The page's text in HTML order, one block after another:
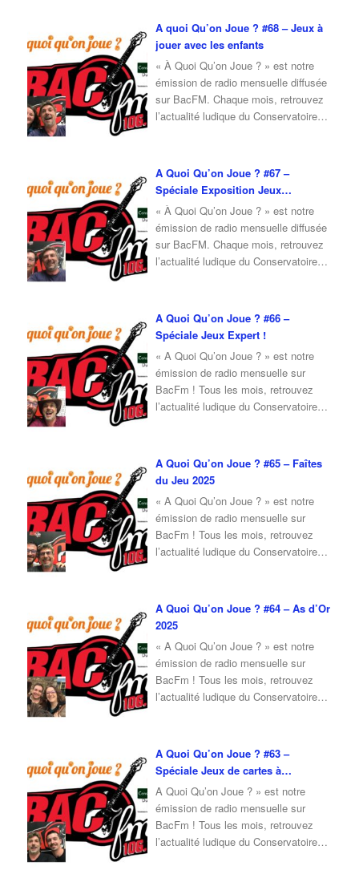
Pour l’émission de octobre 2025, je
reçois Fabrice, membre du
Conservatoire du Jeu, qui vient nous
parler du …
A quoi Qu’on Joue ? #68 – Jeux à
jouer avec les enfants
« À Quoi Qu’on Joue ? » est notre
émission de radio mensuelle diffusée
sur BacFM. Chaque mois, retrouvez
l’actualité ludique du Conservatoire
Pour l’émission de septembre 2025,
je reçois Nadia, adhérente du
Conservatoire du Jeu, qui vient nous
présenter une…
A Quoi Qu’on Joue ? #67 –
Spéciale Exposition Jeux
Modernes
« À Quoi Qu’on Joue ? » est notre
émission de radio mensuelle diffusée
sur BacFM. Chaque mois, retrouvez
l’actualité ludique du Conservatoire
Pour l’émission de juillet 2025, je
reçois Jean-Loup, cofondateur du
Conservatoire du Jeu, qui viendra
nous parler de…
A Quoi Qu’on Joue ? #66 –
Spéciale Jeux Expert !
« A Quoi Qu’on Joue ? » est notre
émission de radio mensuelle sur
BacFm ! Tous les mois, retrouvez
l’actualité ludique du Conservatoire
mois de Juin 2025, je reçois Fabrice
du Conservatoire du Jeu, qui vient
…
A Quoi Qu’on Joue ? #65 – Faîtes
du Jeu 2025
« A Quoi Qu’on Joue ? » est notre
émission de radio mensuelle sur
BacFm ! Tous les mois, retrouvez
l’actualité ludique du Conservatoire
mois d’Avril 2025, je reçois Fabrice
du Conservatoire du Jeu, qui vient
…
A Quoi Qu’on Joue ? #64 – As d’Or
2025
« A Quoi Qu’on Joue ? » est notre
émission de radio mensuelle sur
BacFm ! Tous les mois, retrouvez
l’actualité ludique du Conservatoire
mois de Février 2025, je reçois Erwan
et Camille pour vous parler des As
d’Or 2025, mais aussi pour donner
A Quoi Qu’on Joue ? #63 –
Spéciale Jeux de cartes à
collectionner
A Quoi Qu’on Joue ? » est notre
émission de radio mensuelle sur
BacFm ! Tous les mois, retrouvez
l’actualité ludique du Conservatoire